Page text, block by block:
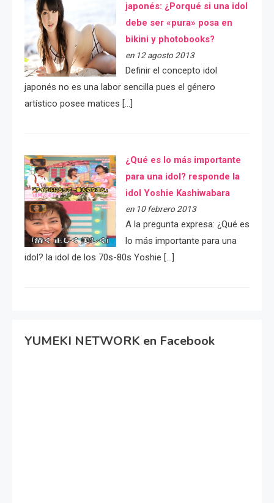
japonés: ¿Porqué si una idol
debe ser «pura» posa en
bikini y photobooks?
en 12 agosto 2013
Definir el concepto idol
japonés no es una labor sencilla pues el género
artístico posee matices […]
¿Qué es lo más importante
para una idol? responde la
idol Yoshie Kashiwabara
en 10 febrero 2013
A la pregunta expresa: ¿Qué es
lo más importante para una
idol? la idol de los 70s-80s Yoshie […]
YUMEKI NETWORK en Facebook